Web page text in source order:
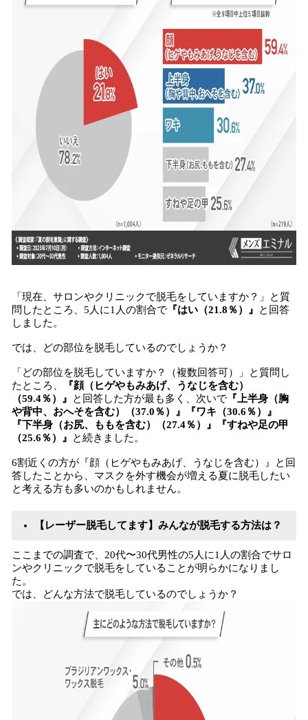
「現在、サロンやクリニックで脱毛をしていますか？」と質
問したところ、5人に1人の割合で 『はい（21.8％）』
と回答
しました。
では、どの部位を脱毛しているのでしょうか？
「どの部位を脱毛していますか？（複数回答可）」と質問し
たところ、
『顔（ヒゲやもみあげ、うなじを含む）
（59.4％）』
と回答した方が最も多く、次いで 『上半身（胸
や背中、おへそを含む）（37.0％）』『ワキ（30.6％）』
『下半身（お尻、ももを含む）（27.4％）』『すねや足の甲
（25.6％）』
と続きました。
6割近くの方が『顔（ヒゲやもみあげ、うなじを含む）』と回
答したことから、マスクを外す機会が増える夏に脱毛したい
と考える方も多いのかもしれません。
【レーザー脱毛してます】みんなが脱毛する方法は？
ここまでの調査で、20代〜30代男性の5人に1人の割合でサロ
ンやクリニックで脱毛をしていることが明らかになりまし
た。
では、どんな方法で脱毛しているのでしょうか？